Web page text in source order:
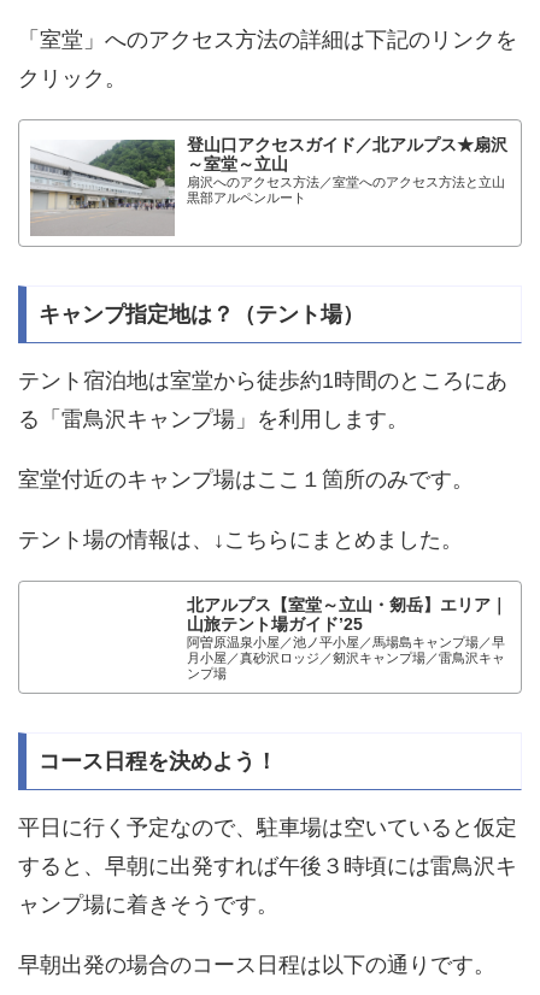
「室堂」へのアクセス方法の詳細は下記のリンクを
クリック。
登山口アクセスガイド／北アルプス★扇沢
～室堂～立山
扇沢へのアクセス方法／室堂へのアクセス方法と立山
黒部アルペンルート
キャンプ指定地は？（テント場）
テント宿泊地は室堂から徒歩約1時間のところにあ
る「雷鳥沢キャンプ場」を利用します。
室堂付近のキャンプ場はここ１箇所のみです。
テント場の情報は、↓こちらにまとめました。
北アルプス【室堂～立山・剱岳】エリア｜
山旅テント場ガイド’25
阿曽原温泉小屋／池ノ平小屋／馬場島キャンプ場／早
月小屋／真砂沢ロッジ／剱沢キャンプ場／雷鳥沢キャ
ンプ場
コース日程を決めよう！
平日に行く予定なので、駐車場は空いていると仮定
すると、早朝に出発すれば午後３時頃には雷鳥沢キ
ャンプ場に着きそうです。
早朝出発の場合のコース日程は以下の通りです。